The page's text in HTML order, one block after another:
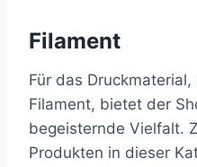
Filament
Für das
Filament, bietet der
begeisternde Vielfalt.
Produkten in dieser